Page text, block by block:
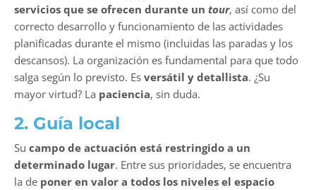
servicios que se ofrecen durante un tour, así como del
correcto desarrollo y funcionamiento de las actividades
planificadas durante el mismo (incluidas las paradas y los
descansos). La organización es fundamental para que todo
salga según lo previsto. Es versátil y detallista. ¿Su
mayor virtud? La paciencia, sin duda.
2. Guía local
Su campo de actuación está restringido a un
determinado lugar. Entre sus prioridades, se encuentra
la de poner en valor a todos los niveles el espacio